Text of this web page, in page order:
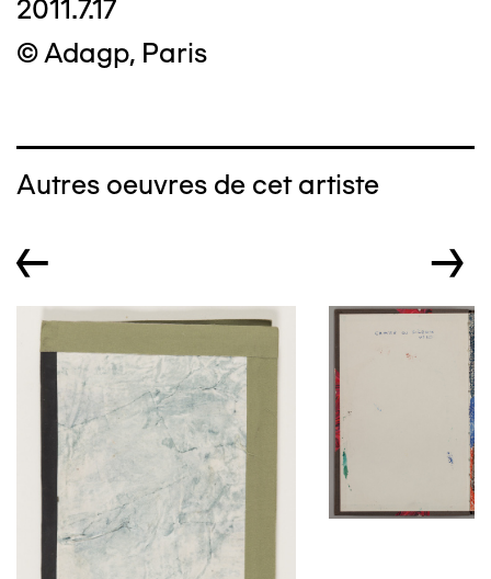
2011.7.17
© Adagp, Paris
Autres oeuvres de cet artiste
← →